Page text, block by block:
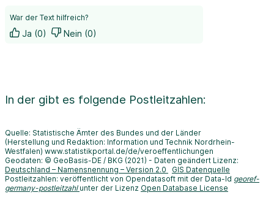
War der Text hilfreich?
Ja (0) Nein (0)
In der gibt es folgende Postleitzahlen:
Quelle: Statistische Ämter des Bundes und der Länder
(Herstellung und Redaktion: Information und Technik Nordrhein-
Westfalen) www.statistikportal.de/de/veroeffentlichungen
Geodaten: © GeoBasis-DE / BKG (2021) - Daten geändert Lizenz:
Deutschland – Namensnennung – Version 2.0
GIS Datenquelle
Postleitzahlen: veröffentlicht von Opendatasoft mit der Data-Id georef-
germany-postleitzahl unter der Lizenz Open Database License